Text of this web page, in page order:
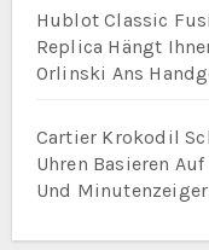
Hublot Classic
Replica Hängt
Orlinski Ans
Cartier Krokodil
Uhren Basieren
Und